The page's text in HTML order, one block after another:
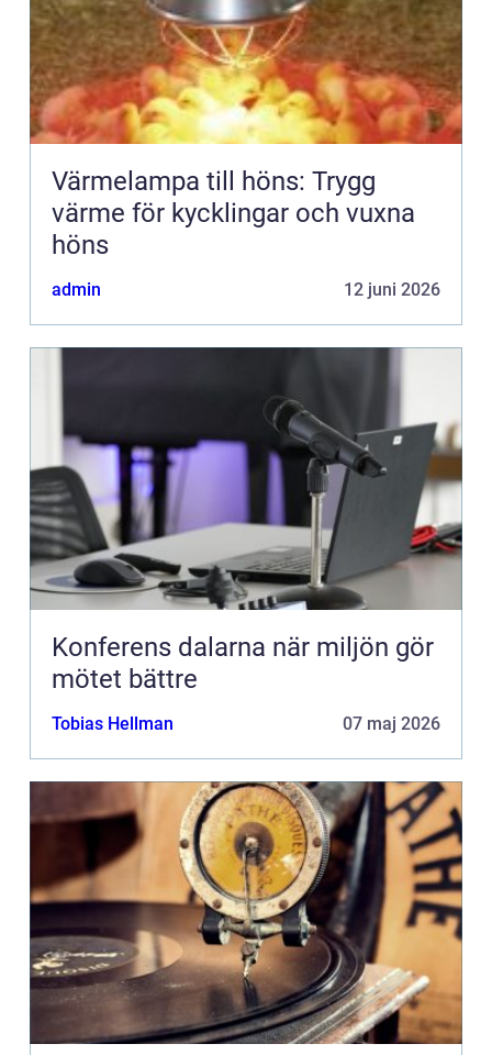
Värmelampa till höns: Trygg
värme för kycklingar och vuxna
höns
admin 12 juni 2026
Konferens dalarna när miljön gör
mötet bättre
Tobias Hellman 07 maj 2026